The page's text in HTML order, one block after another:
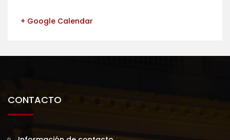
+ Google Calendar
CONTACTO